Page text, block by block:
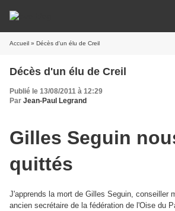
Accueil » Décès d'un élu de Creil
Décès d'un élu de Creil
Publié le 13/08/2011 à 12:29
Par Jean-Paul Legrand
Gilles Seguin
quittés
J'apprends la mort de Gilles Seguin, conseiller
ancien secrétaire de la fédération de l'Oise du